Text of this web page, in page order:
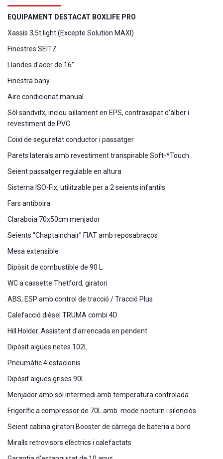
EQUIPAMENT DESTACAT BOXLIFE PRO
Xassís 3,5t light (Excepte Solution MAXI)
Finestres SEITZ
Llandes d'acer de 16”
Finestra bany
Aire condicionat manual
Sòl sandvitx, inclou aïllament en EPS, contraxapat d'àlber i
revestiment de PVC
Coixí de seguretat conductor i passatger
Parets laterals amb revestiment transpirable Soft-*Touch
Seient passatger regulable en altura
Sistema ISO-Fix, utilitzable per a 2 seients infantils.
Fars antiboira
Claraboia 70x50cm menjador
Seients “Chaptainchair” FIAT amb reposabraços
Mesa extensible
Dipòsit de combustible de 90 L
WC a cassette Thetford, giratori
ABS, ESP amb control de tracció / Tracció Plus
Calefacció dièsel TRUMA combi 4D
Hill Holder. Assistent d'arrencada en pendent
Dipòsit aigües netes 102L
Pneumàtic 4 estacionis
Dipòsit aigües grises 90L
Menjador amb sòl intermedi amb temperatura controlada
Frigorífic a compressor de 70L amb mode nocturn i silenciós
Seient cabina giratori Booster de càrrega de bateria a bord
Miralls retrovisors elèctrics i calefactats